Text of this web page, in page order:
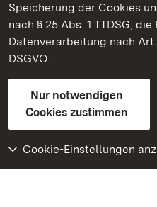
Speicherung der Cookies
nach § 25 Abs. 1 TTDSG,
Datenverarbeitung nach
DSGVO.
Nur notwendigen
Cookies zustimmen
Cookie-Einstellungen
Staatliche Schlösser und
Kontakt
GebärdenspracheLeichte
Erklärung zur Barrierefreiheit
BITV-konform (geprüfte
Weiteres